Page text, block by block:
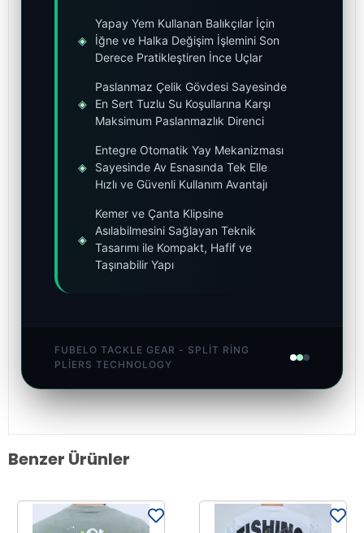
◈
Yapay Yem Kullanan Balıkçılar İçin
İğne ve Halka Değişim İşlemini Son
Derece Pratikleştiren İnce Uçlar
◈
Paslanmaz Çelik Gövdesi Sayesinde
En Sert Tuzlu Su Koşullarına Karşı
Maksimum Paslanmazlık Direnci
◈
Entegre Otomatik Yay Mekanizması
Sayesinde Av Esnasında Tek Elle
Hızlı ve Güvenli Kullanım Avantajı
◈
Kemer ve Çanta Klipsine
Asılabilmesini Sağlayan Teknik
Tasarımı ile Kompakt, Hafif ve
Taşınabilir Yapı
FUBELO TACKLE GEAR - SPLIT RING
PLIERS TECHNOLOGY
Benzer Ürünler